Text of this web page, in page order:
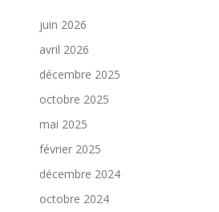
juin 2026
avril 2026
décembre 2025
octobre 2025
mai 2025
février 2025
décembre 2024
octobre 2024